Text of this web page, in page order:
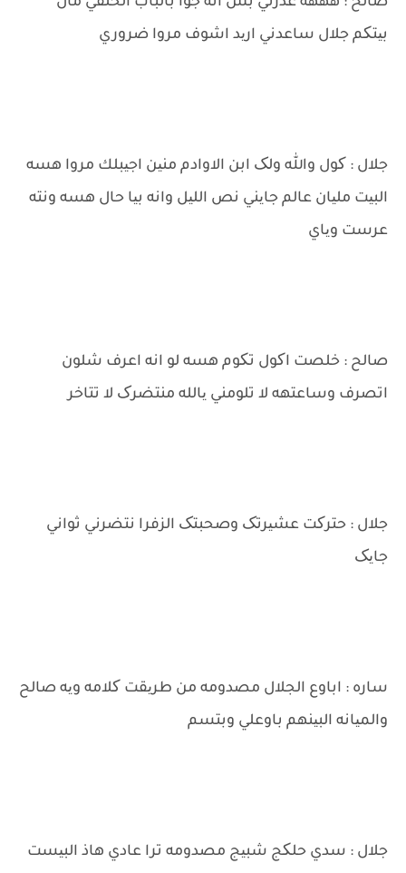
بیتکم جلال ساعدني ارید اشوف مروا ضروري
جلال : کول والله ولک ابن الاوادم منین اجیبلك مروا هسه
البیت ملیان عالم جایني نص اللیل وانه بیا حال هسه ونته
عرست ویاي
صالح : خلصت اکول تکوم هسه لو انه اعرف شلون
اتصرف وساعتهه لا تلومني یالله منتضرک لا تتاخر
جلال : حترکت عشیرتک وصحبتک الزفرا نتضرني ثواني
جایک
ساره : اباوع الجلال مصدومه من طریقت کلامه ویه صالح
والمیانه البینهم باوعلي وبتسم
جلال : سدي حلکج شبیج مصدومه ترا عادي هاذ البیست